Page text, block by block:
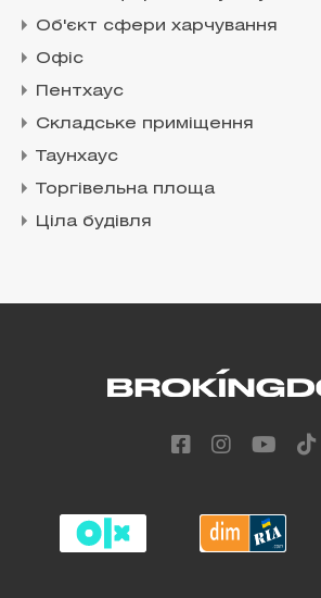
Об'єкт сфери харчування
Офіс
Пентхаус
Складське приміщення
Таунхаус
Торгівельна площа
Ціла будівля